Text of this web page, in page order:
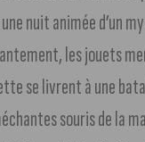
nuit animée d’un
les jouets
se livrent à une
souris de la